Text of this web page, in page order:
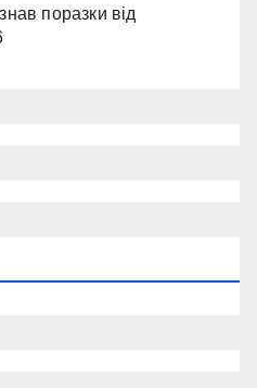
поразки від